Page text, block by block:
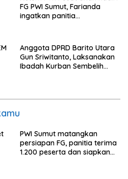
FG PWI Sumut, Farianda
ingatkan panitia
Anggota DPRD Barito Utara
Gun Sriwitanto, Laksanakan
Ibadah Kurban Sembelih
PWI Sumut matangkan
persiapan FG, panitia terima
1.200 peserta dan siapkan